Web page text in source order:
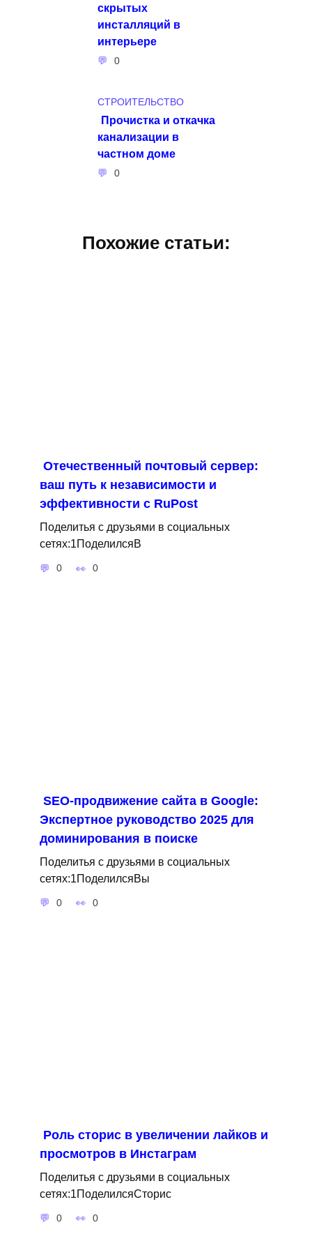
скрытых
инсталляций в
интерьере
0
СТРОИТЕЛЬСТВО
Прочистка и откачка
канализации в
частном доме
0
Похожие статьи:
Отечественный почтовый сервер:
ваш путь к независимости и
эффективности с RuPost
Поделитья с друзьями в социальных
сетях:1ПоделилсяВ
0 0
SEO-продвижение сайта в Google:
Экспертное руководство 2025 для
доминирования в поиске
Поделитья с друзьями в социальных
сетях:1ПоделилсяВы
0 0
Роль сторис в увеличении лайков и
просмотров в Инстаграм
Поделитья с друзьями в социальных
сетях:1ПоделилсяСторис
0 0